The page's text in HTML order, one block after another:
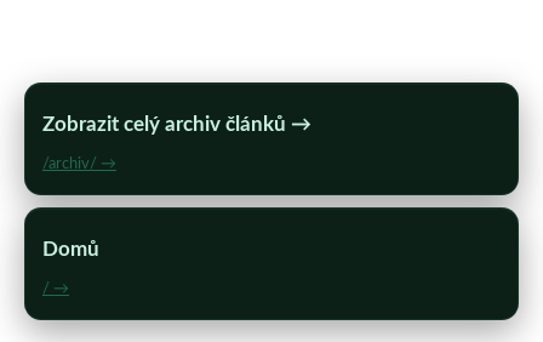
Zobrazit celý archiv článků →
/archiv/ →
Domů
/ →